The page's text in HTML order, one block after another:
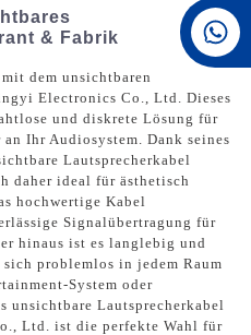
+86 15168592711
& Fabrik
dem unsichtbaren
Electronics Co., Ltd. Dieses
und diskrete Lösung für
Ihr Audiosystem. Dank seines
Lautsprecherkabel
daher ideal für ästhetisch
hochwertige Kabel
Signalübertragung für
hinaus ist es langlebig und
problemlos in jedem Raum
System oder
unsichtbare Lautsprecherkabel
Ltd. ist die perfekte Wahl für